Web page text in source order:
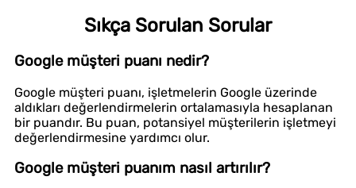
Sıkça Sorulan Sorular
Google müşteri puanı nedir?
Google müşteri puanı, işletmelerin Google üzerinde
aldıkları değerlendirmelerin ortalamasıyla hesaplanan
bir puandır. Bu puan, potansiyel müşterilerin işletmeyi
değerlendirmesine yardımcı olur.
Google müşteri puanım nasıl artırılır?